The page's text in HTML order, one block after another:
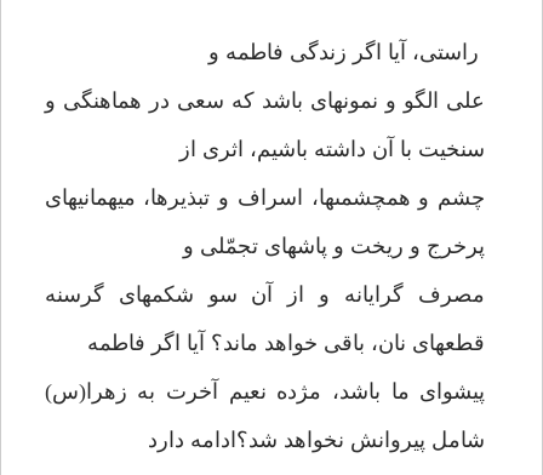
راستى، آيا اگر زندگى فاطمه و
على الگو و نمونه‏اى باشد كه سعى در هماهنگى و
سنخيت با آن داشته باشيم، اثرى از
چشم و هم‏چشمى‏ها، اسراف و تبذيرها، ميهمانيهاى
پرخرج و ريخت و پاشهاى تجمّلى و
مصرف گرايانه و از آن سو شكمهاى گرسنه
قطعه‏اى نان، باقى خواهد ماند؟ آيا اگر فاطمه
پيشواى ما باشد، مژده نعيم آخرت به زهرا(س)
شامل پيروانش نخواهد شد؟ادامه دارد